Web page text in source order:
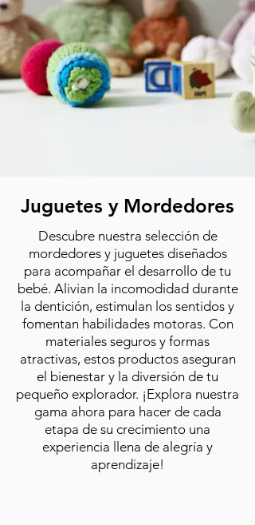
Juguetes y Mordedores
Descubre nuestra selección de
mordedores y juguetes diseñados
para acompañar el desarrollo de tu
bebé. Alivian la incomodidad durante
la dentición, estimulan los sentidos y
fomentan habilidades motoras. Con
materiales seguros y formas
atractivas, estos productos aseguran
el bienestar y la diversión de tu
pequeño explorador. ¡Explora nuestra
gama ahora para hacer de cada
etapa de su crecimiento una
experiencia llena de alegría y
aprendizaje!